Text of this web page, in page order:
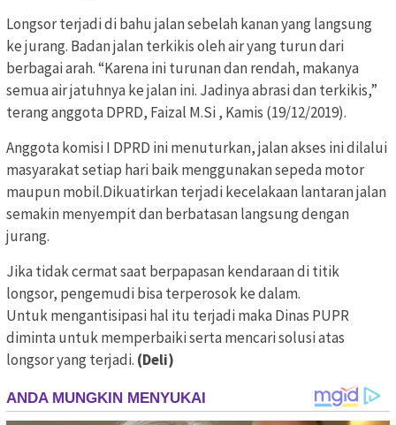
Longsor terjadi di bahu jalan sebelah kanan yang langsung
ke jurang. Badan jalan terkikis oleh air yang turun dari
berbagai arah. “Karena ini turunan dan rendah, makanya
semua air jatuhnya ke jalan ini. Jadinya abrasi dan terkikis,”
terang anggota DPRD, Faizal M.Si , Kamis (19/12/2019).
Anggota komisi I DPRD ini menuturkan, jalan akses ini dilalui
masyarakat setiap hari baik menggunakan sepeda motor
maupun mobil.Dikuatirkan terjadi kecelakaan lantaran jalan
semakin menyempit dan berbatasan langsung dengan
jurang.
Jika tidak cermat saat berpapasan kendaraan di titik
longsor, pengemudi bisa terperosok ke dalam.
Untuk mengantisipasi hal itu terjadi maka Dinas PUPR
diminta untuk memperbaiki serta mencari solusi atas
longsor yang terjadi. (Deli)